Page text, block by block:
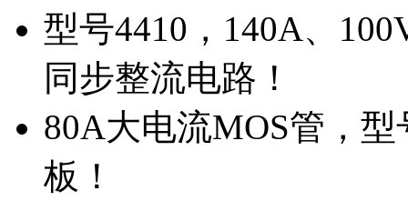
型号4410，140A、
同步整流电路！
80A大电流MOS管，
板！